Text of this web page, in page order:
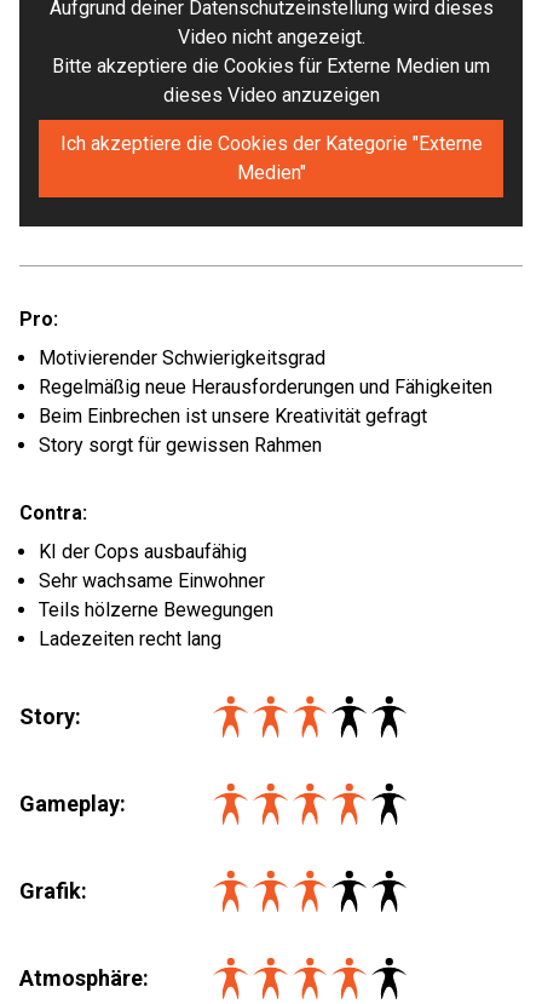
Aufgrund deiner Datenschutzeinstellung wird dieses
Video nicht angezeigt.
Bitte akzeptiere die Cookies für Externe Medien um
dieses Video anzuzeigen
Ich akzeptiere die Cookies der Kategorie "Externe
Medien"
Pro:
Motivierender Schwierigkeitsgrad
Regelmäßig neue Herausforderungen und Fähigkeiten
Beim Einbrechen ist unsere Kreativität gefragt
Story sorgt für gewissen Rahmen
Contra:
KI der Cops ausbaufähig
Sehr wachsame Einwohner
Teils hölzerne Bewegungen
Ladezeiten recht lang
Story:
Gameplay:
Grafik:
Atmosphäre: